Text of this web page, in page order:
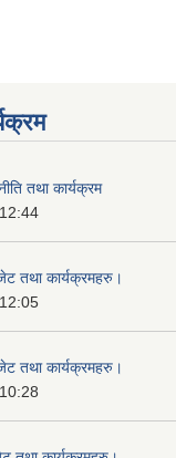
तथा कार्यक्रम
तथा कार्यक्रमहरु।
तथा कार्यक्रमहरु।